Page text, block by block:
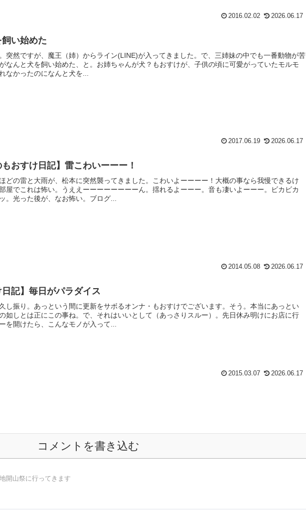
2016.02.02 2026.06.17
い始めた
突然ですが、魔王（姉）からライン(LINE)が入ってきました。で、三姉妹の中でも一番動物が苦
なんと犬を飼い始めた、と。お姉ちゃんが犬？もおすけが、子供の頃に可愛がっていたモルモ
なかったのになんと犬を...
2017.06.19 2026.06.17
もおすけ日記】雷こわいーーー！
どの雷と大雨が、松本に突然襲ってきました。こわいよーーーー！大概の事なら我慢できるけ
屋でこれは怖い。うええーーーーーーーーん。揺れるよーーー。音も凄いよーーー。ビカビカ
。光った後が、なお怖い。ブログ...
2014.05.08 2026.06.17
日記】毎日がパラダイス
し振り。あっという間に更新をサボるオンナ・もおすけでございます。そう。本当にあっとい
如しとは正にこの事ね。で、それはいいとして（あっさりスルー）。先日休み明けにお店に行
を開けたら、こんなモノが入って...
2015.03.07 2026.06.17
コメントを書き込む
地開山祭に行ってきます